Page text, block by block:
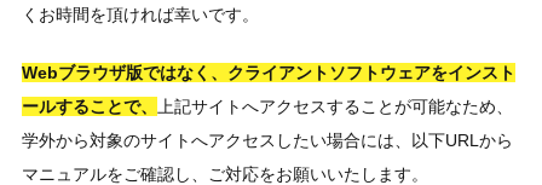
くお時間を頂ければ幸いです。
Webブラウザ版ではなく、クライアントソフトウェアをインスト
ールすることで、
上記サイトへアクセスすることが可能なため、
学外から対象のサイトへアクセスしたい場合には、以下URLから
マニュアルをご確認し、ご対応をお願いいたします。